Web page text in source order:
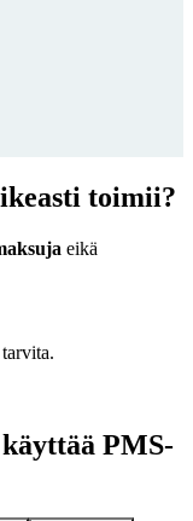
toimii?
eikä
PMS-